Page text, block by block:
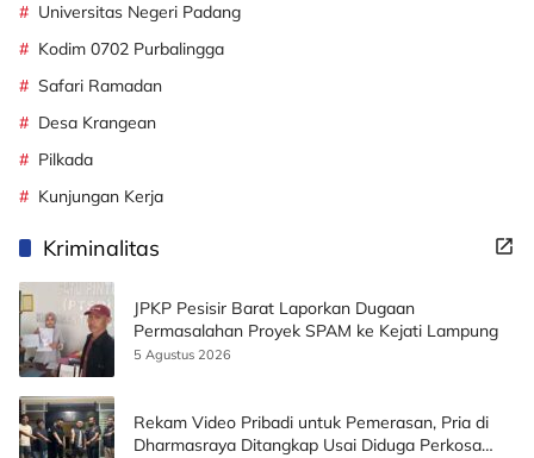
Universitas Negeri Padang
Kodim 0702 Purbalingga
Safari Ramadan
Desa Krangean
Pilkada
Kunjungan Kerja
Kriminalitas
JPKP Pesisir Barat Laporkan Dugaan
Permasalahan Proyek SPAM ke Kejati Lampung
5 Agustus 2026
Rekam Video Pribadi untuk Pemerasan, Pria di
Dharmasraya Ditangkap Usai Diduga Perkosa